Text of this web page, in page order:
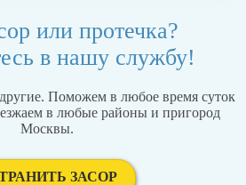
или протечка?
в нашу службу!
Поможем в любое время суток
в любые районы и пригород
Москвы.
ЗАСОР